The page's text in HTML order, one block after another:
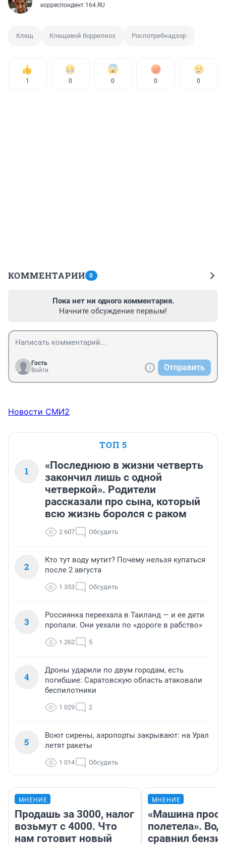
корреспондент 164.RU
Клещ Клещевой боррелиоз Роспотребнадзор
1 0 0 0 0
КОММЕНТАРИИ 0
Пока нет ни одного комментария.
Начните обсуждение первым!
Гость
Войти
Отправить
Новости СМИ2
ТОП 5
1
«Последнюю в жизни четверть
закончил лишь с одной
четверкой». Родители
рассказали про сына, который
всю жизнь боролся с раком
2 607 Обсудить
2
Кто тут воду мутит? Почему нельзя купаться
после 2 августа
1 353 Обсудить
3
Россиянка переехала в Таиланд — и ее дети
пропали. Они уехали по «дороге в рабство»
1 262 5
4
Дроны ударили по двум городам, есть
погибшие: Саратовскую область атаковали
беспилотники
1 029 2
5
Воют сирены, аэропорты закрывают: на Урал
летят ракеты
1 014 Обсудить
МНЕНИЕ
Продашь за 3000, налог
возьмут с 4000. Что
нам готовит новый
МНЕНИЕ
«Машина
полетела».
сравнил